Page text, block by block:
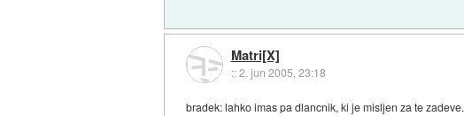
Matri[X]
::2. jun 2005, 23:18
bradek: lahko imas pa dlancnik, ki je misljen za te zadeve.